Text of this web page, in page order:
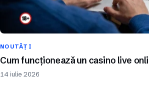
NOUTĂȚI
Cum funcționează un casino live
14 iulie 2026